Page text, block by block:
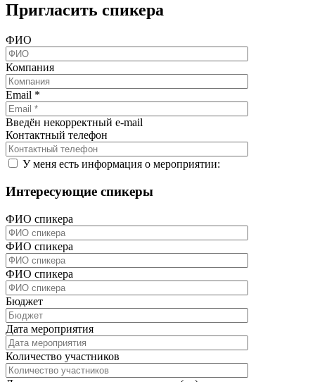
Пригласить спикера
ФИО
Компания
Email *
Введён некорректный e-mail
Контактный телефон
У меня есть информация о мероприятии:
Интересующие спикеры
ФИО спикера
ФИО спикера
ФИО спикера
Бюджет
Дата мероприятия
Количество участников